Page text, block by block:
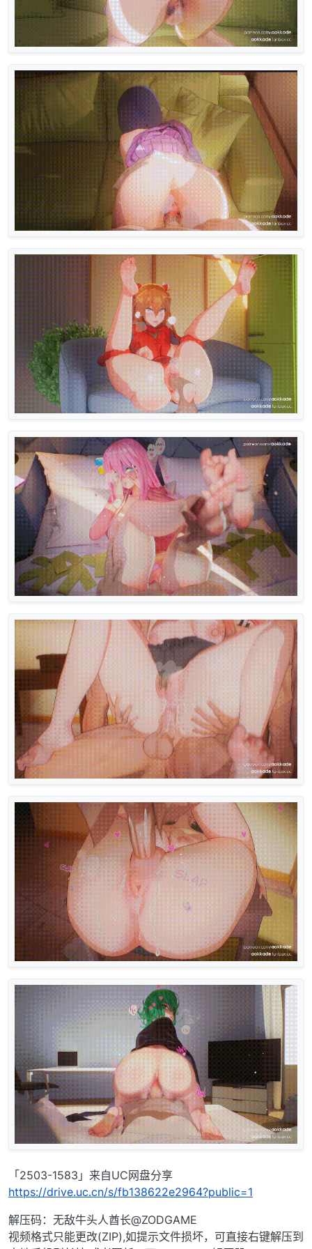
「2503-1583」来自UC网盘分享
https://drive.uc.cn/s/fb138622e2964?public=1
解压码：无敌牛头人酋长@ZODGAME
视频格式只能更改(ZIP),如提示文件损坏，可直接右键解压到